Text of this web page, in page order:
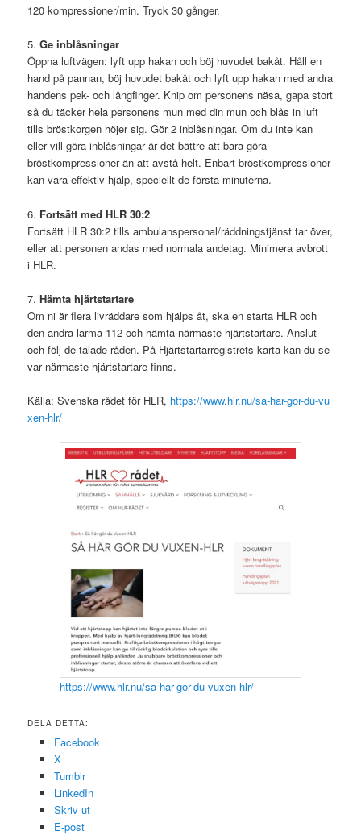
120 kompressioner/min. Tryck 30 gånger.
5.Ge inblåsningar
Öppna luftvägen: lyft upp hakan och böj huvudet bakåt. Håll en
hand på pannan, böj huvudet bakåt och lyft upp hakan med andra
handens pek- och långfinger. Knip om personens näsa, gapa stort
så du täcker hela personens mun med din mun och blås in luft
tills bröstkorgen höjer sig. Gör 2 inblåsningar. Om du inte kan
eller vill göra inblåsningar är det bättre att bara göra
bröstkompressioner än att avstå helt. Enbart bröstkompressioner
kan vara effektiv hjälp, speciellt de första minuterna.
6. Fortsätt med HLR 30:2
Fortsätt HLR 30:2 tills ambulanspersonal/räddningstjänst tar över,
eller att personen andas med normala andetag. Minimera avbrott
i HLR.
7.Hämta hjärtstartare
Om ni är flera livräddare som hjälps åt, ska en starta HLR och
den andra larma 112 och hämta närmaste hjärtstartare. Anslut
och följ de talade råden. På Hjärtstartarregistrets karta kan du se
var närmaste hjärtstartare finns.
Källa: Svenska rådet för HLR, https://www.hlr.nu/sa-har-gor-du-vu
xen-hlr/
https://www.hlr.nu/sa-har-gor-du-vuxen-hlr/
DELA DETTA:
Facebook
X
Tumblr
LinkedIn
Skriv ut
E-post